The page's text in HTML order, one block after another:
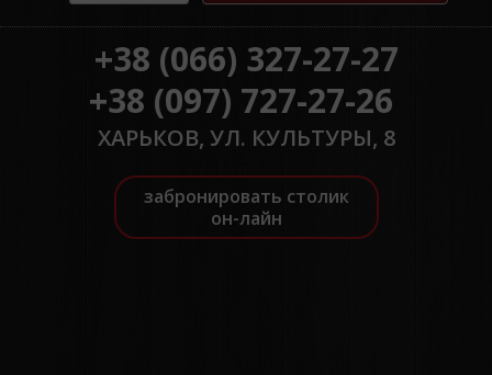
+38 (066) 327-27-27
+38 (097) 727-27-26
ХАРЬКОВ, УЛ. КУЛЬТУРЫ, 8
забронировать столик
он-лайн